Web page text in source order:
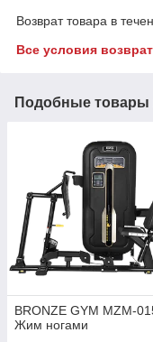
Возврат товара в
Все условия
Подобные товары
BRONZE GYM MZM-
Жим ногами